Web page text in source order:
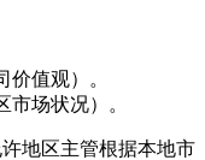
值观）。
场状况）。
地区主管根据本地市